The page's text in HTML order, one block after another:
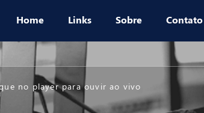
Home Links Sobre Contato
no player para ouvir ao vivo